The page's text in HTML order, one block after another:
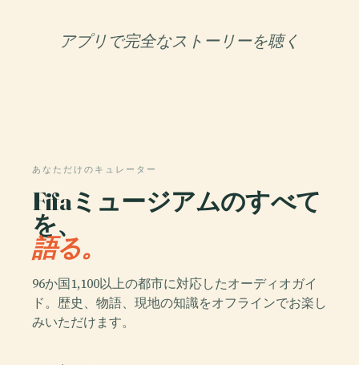
アプリで完全なストーリーを聴く
あなただけのキュレーター
Fifaミュージアムのすべて
を、
語る。
96か国1,100以上の都市に対応したオーディオガイ
ド。歴史、物語、現地の知識をオフラインでお楽し
みいただけます。